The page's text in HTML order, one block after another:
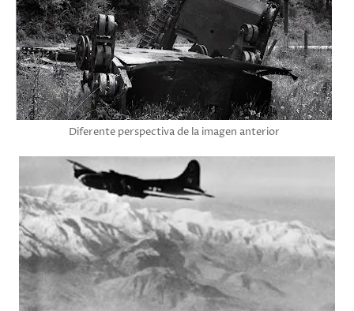
Diferente perspectiva de la imagen anterior